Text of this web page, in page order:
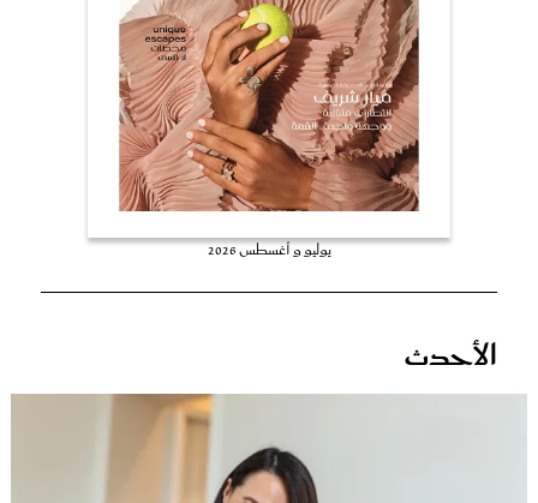
يوليو و أغسطس 2026
الأحدث
غلاف رفمي